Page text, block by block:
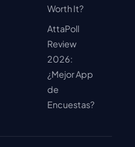
Worth It?
AttaPoll
Review
2026:
¿Mejor App
de
Encuestas?